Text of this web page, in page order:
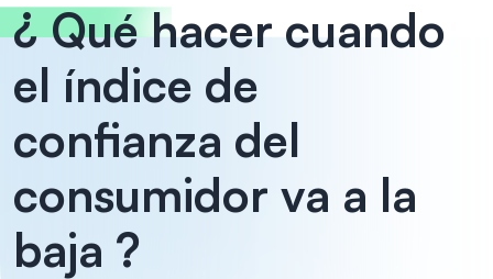
¿ Qué hacer cuando
el índice de
confianza del
consumidor va a la
baja ?